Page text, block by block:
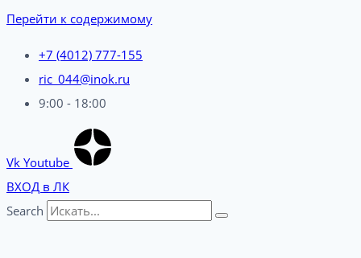
Перейти к содержимому
+7 (4012) 777-155
ric_044@inok.ru
9:00 - 18:00
Vk Youtube
ВХОД в ЛК
Search